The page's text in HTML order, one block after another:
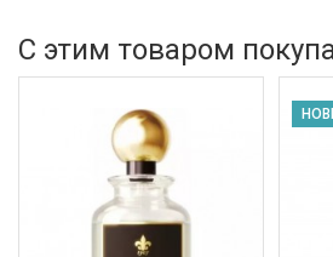
С этим товаром